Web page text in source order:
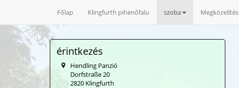
Főlap Klingfurth pihenőfalu szoba Megközelítés
érintkezés
Hendling Panzió
Dorfstraße 20
2820 Klingfurth